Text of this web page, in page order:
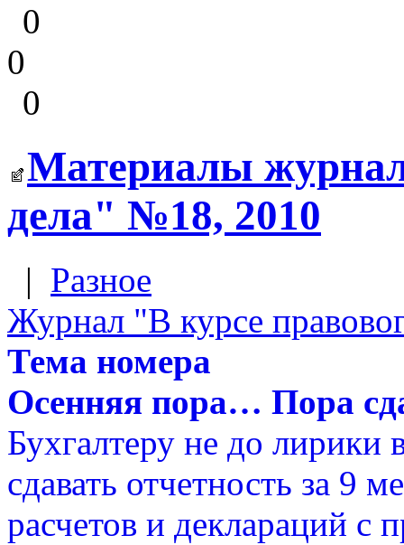
0
0
0
Материалы
дела" №18, 2010
| Разное
Журнал "В курсе
Тема номера
Осенняя пора… Пора
Бухгалтеру не до лирики
сдавать отчетность за 9
расчетов и деклараций с